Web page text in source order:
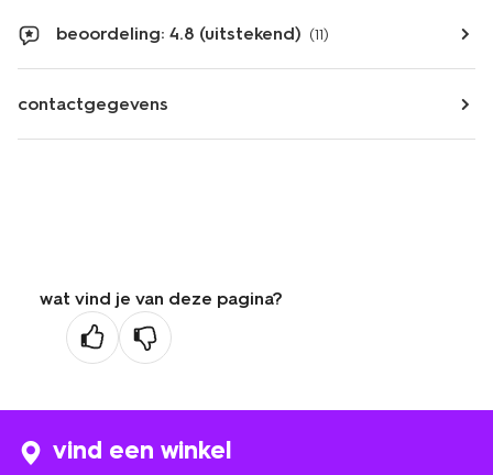
beoordeling: 4.8 (uitstekend) (11)
contactgegevens
wat vind je van deze pagina?
vind een winkel